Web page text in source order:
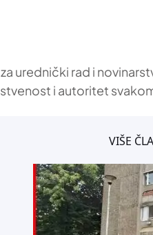
urednički rad i
i autoritet
VIŠE